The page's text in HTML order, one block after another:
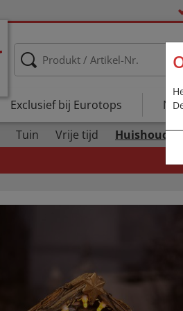
Exclusief bij Eurotops
Tuin Vrije tijd